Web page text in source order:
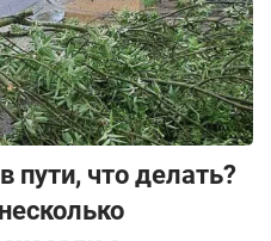
пути, что делать?